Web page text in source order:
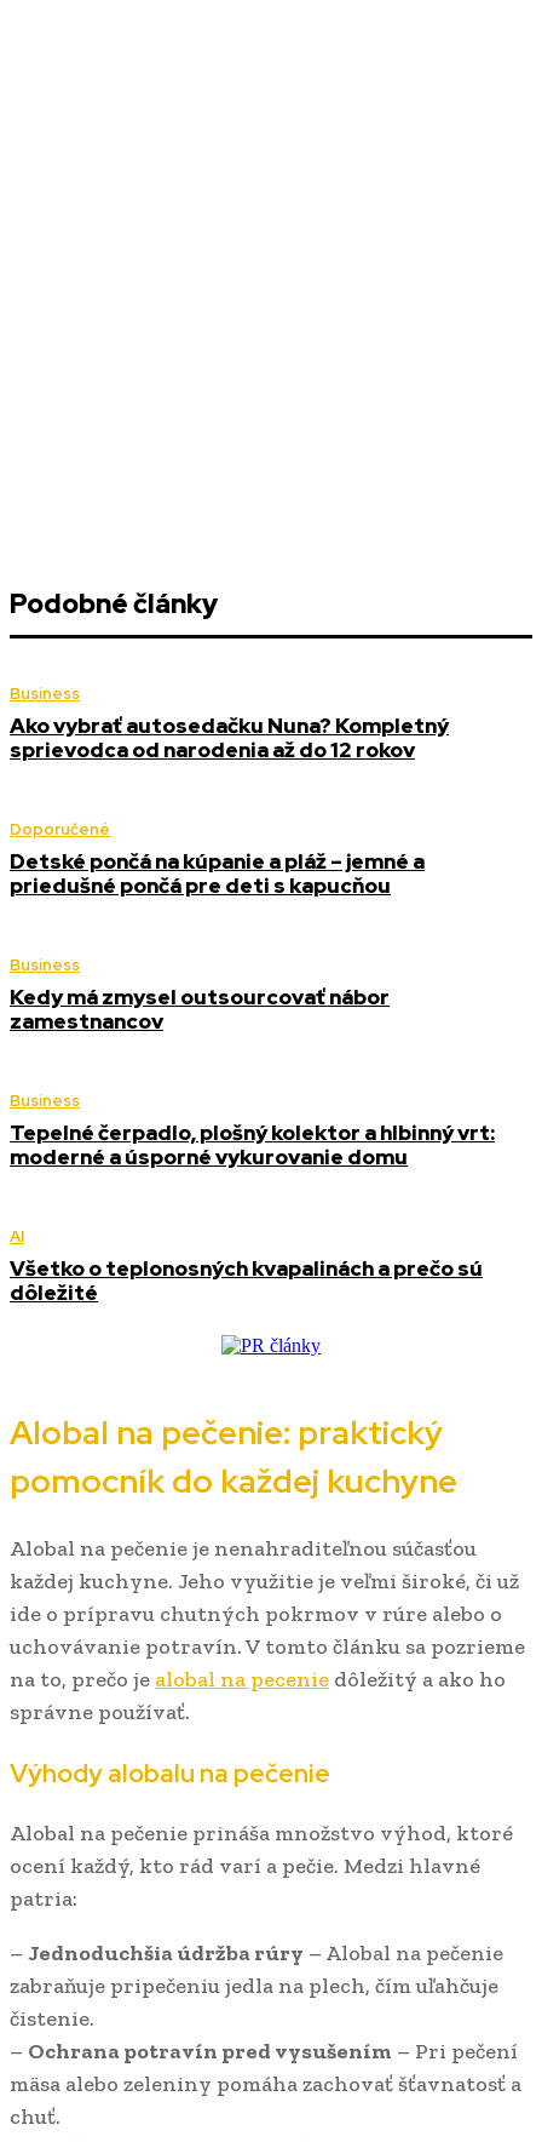
Podobné články
Business
Ako vybrať autosedačku Nuna? Kompletný
sprievodca od narodenia až do 12 rokov
Doporučené
Detské pončá na kúpanie a pláž – jemné a
priedušné pončá pre deti s kapucňou
Business
Kedy má zmysel outsourcovať nábor
zamestnancov
Business
Tepelné čerpadlo, plošný kolektor a hlbinný vrt:
moderné a úsporné vykurovanie domu
AI
Všetko o teplonosných kvapalinách a prečo sú
dôležité
Alobal na pečenie: praktický
pomocník do každej kuchyne
Alobal na pečenie je nenahraditeľnou súčasťou
každej kuchyne. Jeho využitie je veľmi široké, či už
ide o prípravu chutných pokrmov v rúre alebo o
uchovávanie potravín. V tomto článku sa pozrieme
na to, prečo je alobal na pecenie dôležitý a ako ho
správne používať.
Výhody alobalu na pečenie
Alobal na pečenie prináša množstvo výhod, ktoré
ocení každý, kto rád varí a pečie. Medzi hlavné
patria:
– Jednoduchšia údržba rúry – Alobal na pečenie
zabraňuje pripečeniu jedla na plech, čím uľahčuje
čistenie.
– Ochrana potravín pred vysušením – Pri pečení
mäsa alebo zeleniny pomáha zachovať šťavnatosť a
chuť.